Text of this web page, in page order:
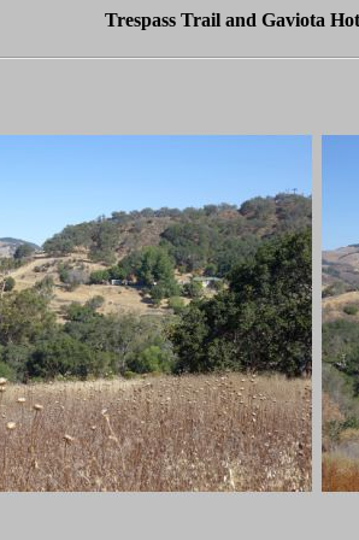
Trespass Trail and Gaviota